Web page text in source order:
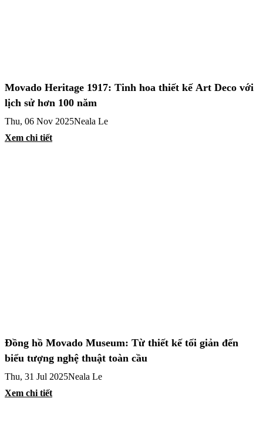
Movado Heritage 1917: Tinh hoa thiết kế Art Deco với
lịch sử hơn 100 năm
Thu, 06 Nov 2025Neala Le
Xem chi tiết
Đồng hồ Movado Museum: Từ thiết kế tối giản đến
biểu tượng nghệ thuật toàn cầu
Thu, 31 Jul 2025Neala Le
Xem chi tiết